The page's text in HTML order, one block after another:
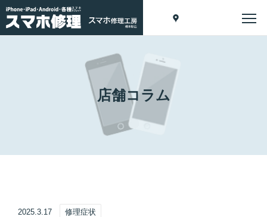
店舗コラム
2025.3.17 修理症状